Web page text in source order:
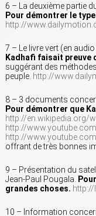
6 – La deuxième partie
Pour démontrer le
http://
7 – Le livre vert (en
Kadhafi faisait preuve
suggérant des
peuple. http://
8 – 3 documents
Pour démontrer que
http://en.wikipedia.org/
http://
http://
offrant de très bonnes
9 – Présentation du
Jean-Paul Pougala.
grandes choses.
10 – Information